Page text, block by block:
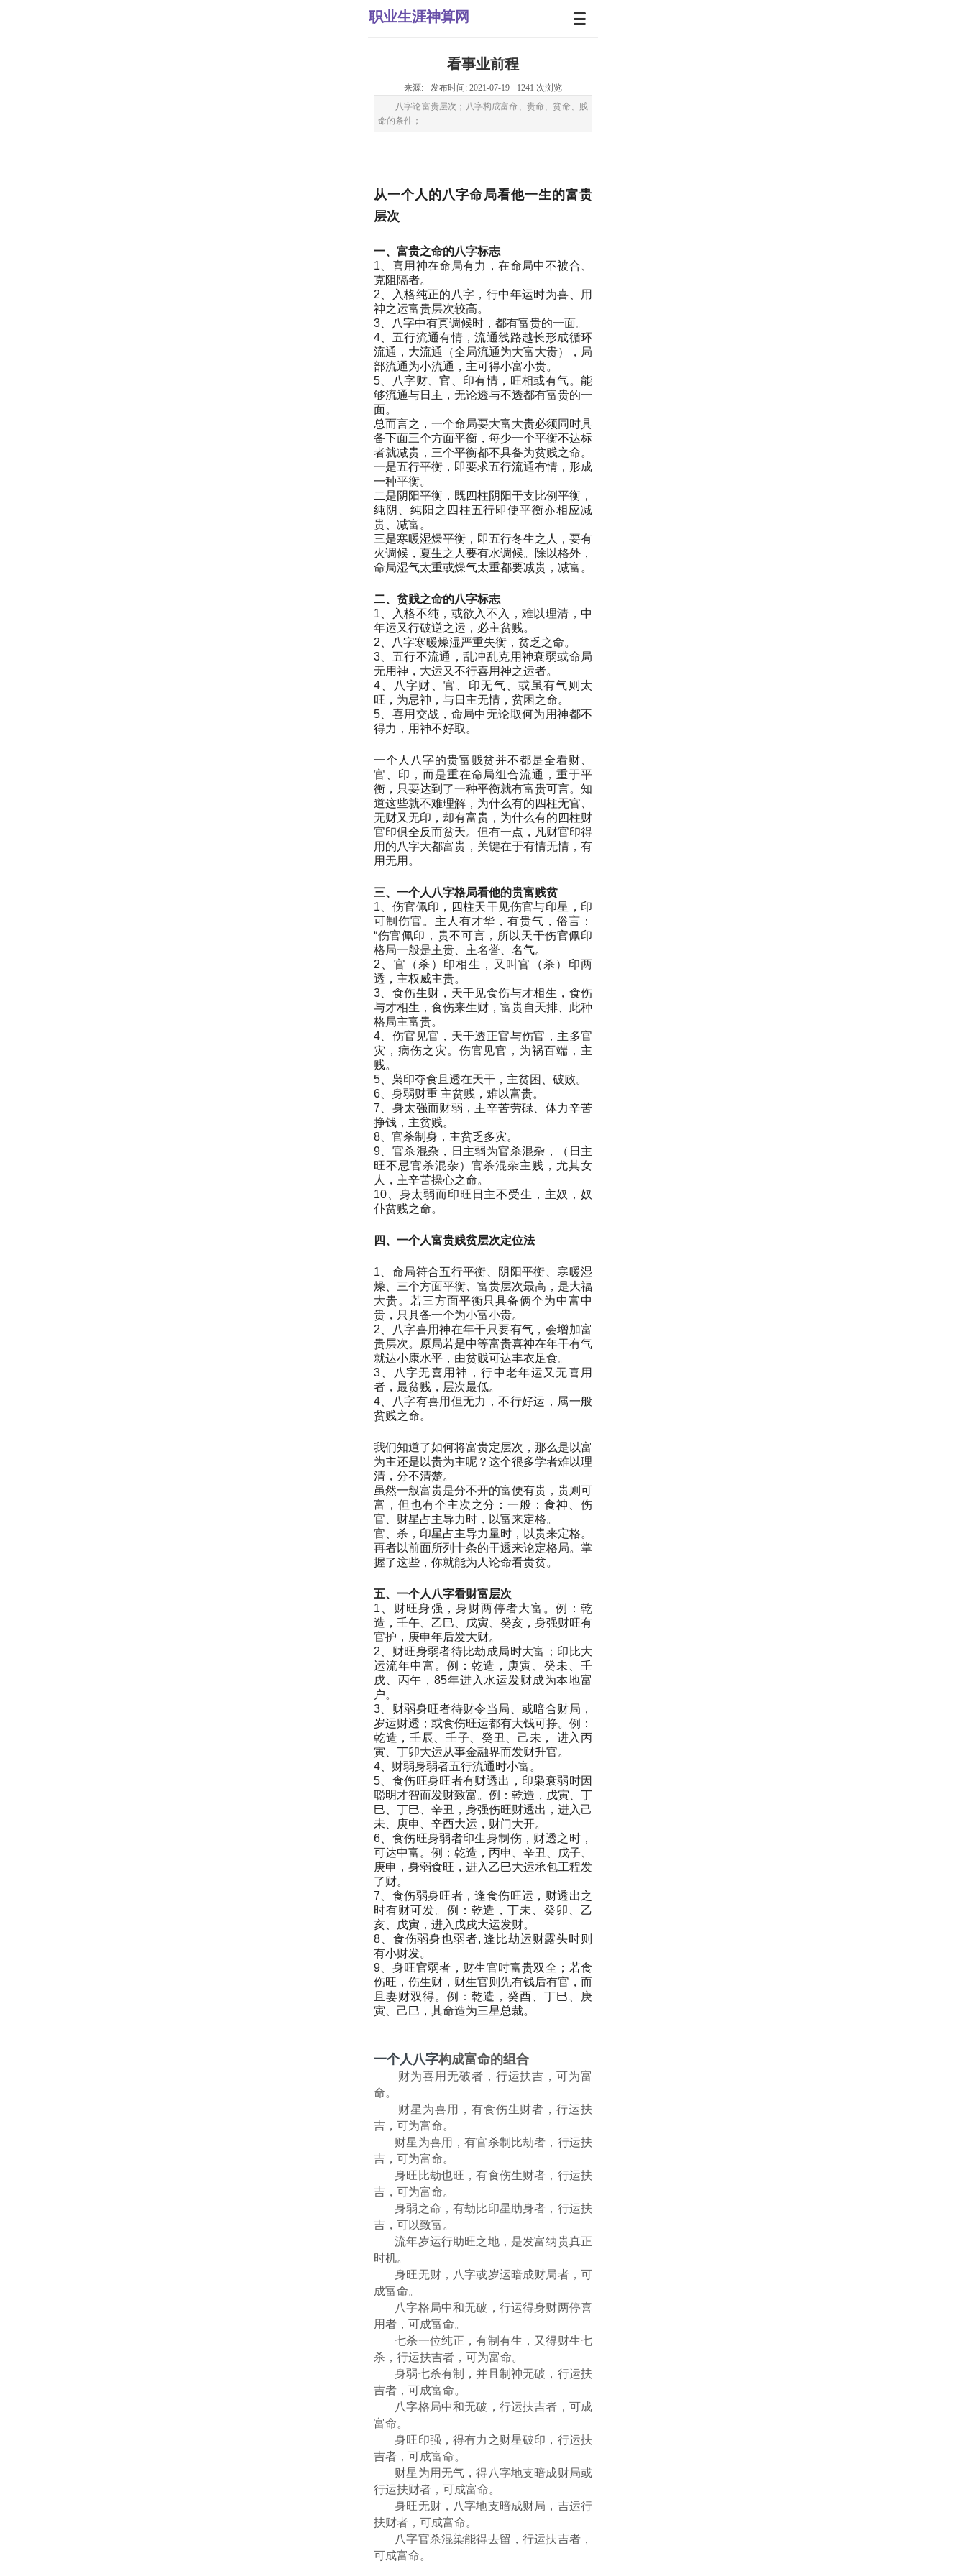
职业生涯神算网
看事业前程
来源: 发布时间: 2021-07-19 1241 次浏览
八字论富贵层次；八字构成富命、贵命、贫命、贱
命的条件；
从一个人的八字命局看他一生的富贵
层次
一、 富贵之命的八字标志
1、喜用神在命局有力，在命局中不被合、
克阻隔者。
2、入格纯正的八字，行中年运时为喜、用
神之运富贵层次较高。
3、八字中有真调候时，都有富贵的一面。
4、五行流通有情，流通线路越长形成循环
流通，大流通（全局流通为大富大贵），局
部流通为小流通，主可得小富小贵。
5、八字财、官、印有情，旺相或有气。能
够流通与日主，无论透与不透都有富贵的一
面。
总而言之，一个命局要大富大贵必须同时具
备下面三个方面平衡，每少一个平衡不达标
者就减贵，三个平衡都不具备为贫贱之命。
一是五行平衡，即要求五行流通有情，形成
一种平衡。
二是阴阳平衡，既四柱阴阳干支比例平衡，
纯阴、纯阳之四柱五行即使平衡亦相应减
贵、减富。
三是寒暖湿燥平衡，即五行冬生之人，要有
火调候，夏生之人要有水调候。除以格外，
命局湿气太重或燥气太重都要减贵，减富。
二、贫贱之命的八字标志
1、入格不纯，或欲入不入，难以理清，中
年运又行破逆之运，必主贫贱。
2、八字寒暖燥湿严重失衡，贫乏之命。
3、五行不流通，乱冲乱克用神衰弱或命局
无用神，大运又不行喜用神之运者。
4、
八字财、官、印无气、或虽有气则太
旺，为忌神，与日主无情，贫困之命。
5、喜用交战，命局中无论取何为用神都不
得力，用神不好取。
一个人八字的贵富贱贫并不都是全看财、
官、印，而是重在命局组合流通，重于平
衡，只要达到了一种平衡就有富贵可言。知
道这些就不难理解，为什么有的四柱无官、
无财又无印，却有富贵，为什么有的四柱财
官印俱全反而贫夭。但有一点，凡财官印得
用的八字大都富贵，关键在于有情无情，有
用无用。
三、 一个人八字格局看他的贵富贱贫
1、伤官佩印，四柱天干见伤官与印星，印
可制伤官。主人有才华，有贵气，俗言：
“伤官佩印，贵不可言，所以天干伤官佩印
格局一般是主贵、主名誉、名气。
2、官（杀）印相生，又叫官（杀）印两
透，主权威主贵。
3、食伤生财，天干见食伤与才相生，食伤
与才相生，食伤来生财，富贵自天排、此种
格局主富贵。
4、伤官见官，天干透正官与伤官，主多官
灾，病伤之灾。伤官见官，为祸百端，主
贱。
5、枭印夺食且透在天干，主贫困、破败。
6、身弱财重 主贫贱，难以富贵。
7、身太强而财弱，主辛苦劳碌、体力辛苦
挣钱，主贫贱。
8、官杀制身，主贫乏多灾。
9、官杀混杂，日主弱为官杀混杂，（日主
旺不忌官杀混杂）官杀混杂主贱，尤其女
人，主辛苦操心之命。
10、身太弱而印旺日主不受生，主奴，奴
仆贫贱之命。
四、 一个人富贵贱贫层次定位法
1、命局符合五行平衡、阴阳平衡、寒暖湿
燥、三个方面平衡、富贵层次最高，是大福
大贵。若三方面平衡只具备俩个为中富中
贵，只具备一个为小富小贵。
2、八字喜用神在年干只要有气，会增加富
贵层次。原局若是中等富贵喜神在年干有气
就达小康水平，由贫贱可达丰衣足食。
3、八字无喜用神，行中老年运又无喜用
者，最贫贱，层次最低。
4、八字有喜用但无力，不行好运，属一般
贫贱之命。
我们知道了如何将富贵定层次，那么是以富
为主还是以贵为主呢？这个很多学者难以理
清，分不清楚。
虽然一般富贵是分不开的富便有贵，贵则可
富，但也有个主次之分：一般：食神、伤
官、财星占主导力时，以富来定格。
官、杀，印星占主导力量时，以贵来定格。
再者以前面所列十条的干透来论定格局。掌
握了这些，你就能为人论命看贵贫。
五、 一个人八字看财富层次
1、财旺身强，身财两停者大富。例：乾
造，壬午、乙巳、戊寅、癸亥，身强财旺有
官护，庚申年后发大财。
2、财旺身弱者待比劫成局时大富；印比大
运流年中富。例：乾造，庚寅、癸未、壬
戌、丙午，85年进入水运发财成为本地富
户。
3、财弱身旺者待财令当局、或暗合财局，
岁运财透；或食伤旺运都有大钱可挣。例：
乾造，壬辰、壬子、癸丑、己未， 进入丙
寅、丁卯大运从事金融界而发财升官。
4、财弱身弱者五行流通时小富。
5、食伤旺身旺者有财透出，印枭衰弱时因
聪明才智而发财致富。例：乾造，戊寅、丁
巳、丁巳、辛丑，身强伤旺财透出，进入己
未、庚申、辛酉大运，财门大开。
6、食伤旺身弱者印生身制伤，财透之时，
可达中富。例：乾造，丙申、辛丑、戊子、
庚申，身弱食旺，进入乙巳大运承包工程发
了财。
7、食伤弱身旺者，逢食伤旺运，财透出之
时有财可发。例：乾造，丁未、癸卯、乙
亥、戊寅，进入戊戌大运发财。
8、食伤弱身也弱者, 逢比劫运财露头时则
有小财发。
9、身旺官弱者，财生官时富贵双全；若食
伤旺，伤生财，财生官则先有钱后有官，而
且妻财双得。例：乾造，癸酉、丁巳、庚
寅、己巳，其命造为三星总裁。
一个人八字构成富命的组合
财为喜用无破者，行运扶吉，可为富
命。
财星为喜用，有食伤生财者，行运扶
吉，可为富命。
财星为喜用，有官杀制比劫者，行运扶
吉，可为富命。
身旺比劫也旺，有食伤生财者，行运扶
吉，可为富命。
身弱之命，有劫比印星助身者，行运扶
吉，可以致富。
流年岁运行助旺之地，是发富纳贵真正
时机。
身旺无财，八字或岁运暗成财局者，可
成富命。
八字格局中和无破，行运得身财两停喜
用者，可成富命。
七杀一位纯正，有制有生，又得财生七
杀，行运扶吉者，可为富命。
身弱七杀有制，并且制神无破，行运扶
吉者，可成富命。
八字格局中和无破，行运扶吉者，可成
富命。
身旺印强，得有力之财星破印，行运扶
吉者，可成富命。
财星为用无气，得八字地支暗成财局或
行运扶财者，可成富命。
身旺无财，八字地支暗成财局，吉运行
扶财者，可成富命。
八字官杀混染能得去留，行运扶吉者，
可成富命。